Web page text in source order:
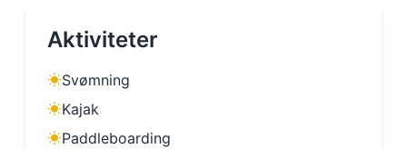
Aktiviteter
Svømning
Kajak
Paddleboarding